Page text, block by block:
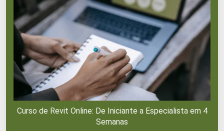
Curso de Revit Online: De Iniciante a Especialista em 4
Semanas